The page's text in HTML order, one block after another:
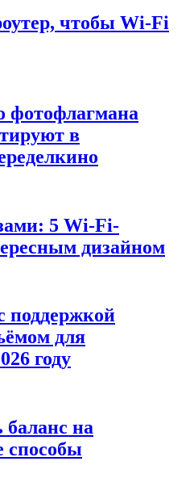
чтобы Wi-Fi
фотофлагмана
в
5 Wi-Fi-
дизайном
поддержкой
для
году
баланс на
способы